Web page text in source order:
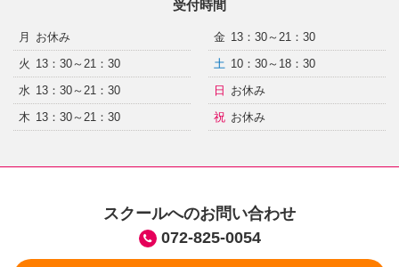
受付時間
月
お休み
火 13：30～21：30
水 13：30～21：30
木 13：30～21：30
金 13：30～21：30
土 10：30～18：30
日
お休み
祝 お休み
スクールへのお問い合わせ
072-825-0054